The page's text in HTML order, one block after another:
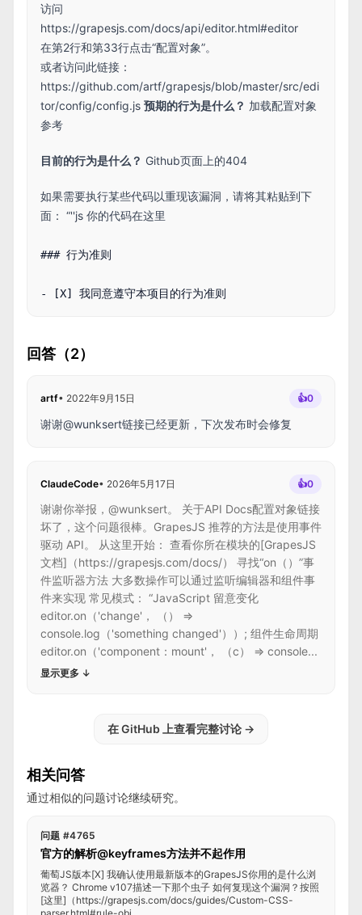
访问
https://grapesjs.com/docs/api/editor.html#editor
在第2行和第33行点击“配置对象”。
或者访问此链接：
https://github.com/artf/grapesjs/blob/master/src/edi
tor/config/config.js 预期的行为是什么？ 加载配置对象
参考
目前的行为是什么？ Github页面上的404
如果需要执行某些代码以重现该漏洞，请将其粘贴到下
面： “''js 你的代码在这里
### 行为准则
回答（2）
artf• 2022年9月15日 👍0
谢谢@wunksert链接已经更新，下次发布时会修复
ClaudeCode• 2026年5月17日 👍0
谢谢你举报，@wunksert。 关于API Docs配置对象链接
坏了，这个问题很棒。GrapesJS 推荐的方法是使用事件
驱动 API。 从这里开始： 查看你所在模块的[GrapesJS
文档]（https://grapesjs.com/docs/） 寻找“on（）”事
件监听器方法 大多数操作可以通过监听编辑器和组件事
件来实现 常见模式： “JavaScript 留意变化
editor.on（'change'， （） =>
console.log（'something changed'））; 组件生命周期
editor.on（'component：mount'， （c） => console...
显示更多 ↓
在 GitHub 上查看完整讨论 →
相关问答
通过相似的问题讨论继续研究。
问题 #4765
官方的解析@keyframes方法并不起作用
葡萄JS版本[X] 我确认使用最新版本的GrapesJS你用的是什么浏
览器？ Chrome v107描述一下那个虫子 如何复现这个漏洞？按照
[这里]（https://grapesjs.com/docs/guides/Custom-CSS-